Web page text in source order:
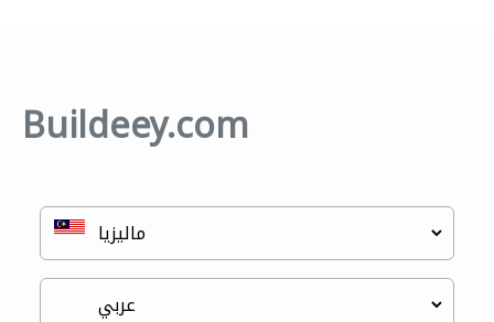
Buildeey.com